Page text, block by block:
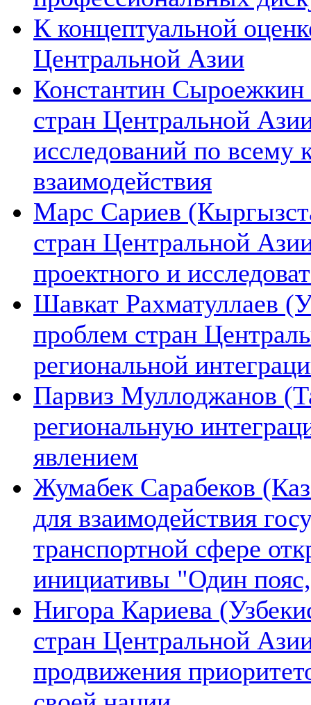
К концептуальной
Центральной Азии
Константин Сыроежкин
стран Центральной
исследований по всему
взаимодействия
Марс Сариев
стран Центральной
проектного и
Шавкат Рахматуллаев
проблем стран
региональной
Парвиз Муллоджанов
региональную
явлением
Жумабек Сарабеков
для взаимодействия
транспортной сфере
инициативы "Один
Нигора Кариева
стран Центральной
продвижения